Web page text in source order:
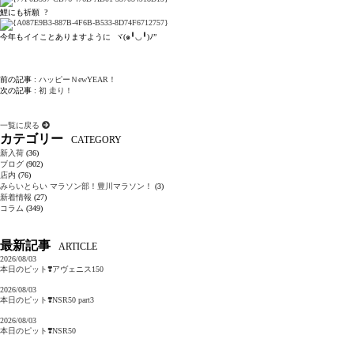
鯉にも祈願 ?
今年もイイことありますように ヾ(๑╹◡╹)ﾉ”
前の記事 : ハッピーＮewYEAR！
次の記事 : 初 走り！
一覧に戻る
カテゴリー CATEGORY
新入荷 (36)
ブログ (902)
店内 (76)
みらいとらい マラソン部！豊川マラソン！
(3)
新着情報 (27)
コラム (349)
最新記事 ARTICLE
2026/08/03
本日のピット❣️アヴェニス150
2026/08/03
本日のピット❣️NSR50 part3
2026/08/03
本日のピット❣️NSR50